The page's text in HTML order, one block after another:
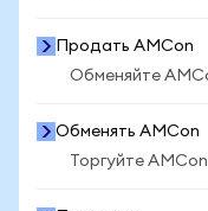
Продать AMCon
Обменяйте
Обменять AMCon
Торгуйте